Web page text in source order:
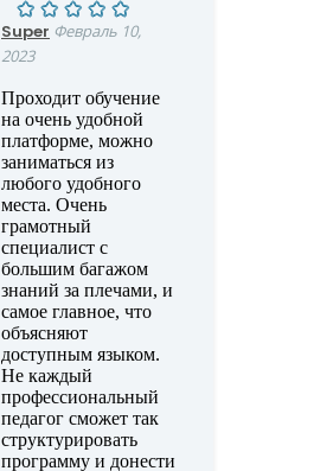
Super Февраль 10,
2023
Проходит обучение
на очень удобной
платформе, можно
заниматься из
любого удобного
места. Очень
грамотный
специалист с
большим багажом
знаний за плечами, и
самое главное, что
объясняют
доступным языком.
Не каждый
профессиональный
педагог сможет так
структурировать
программу и донести